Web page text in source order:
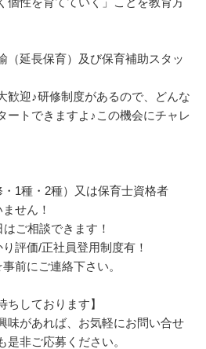
（延長保育）及び保育補助スタッ
歓迎♪研修制度があるので、どんな
ートできますよ♪この機会にチャレ
1種・2種）又は保育士資格者
せん！
ご相談できます！
評価/正社員登用制度有！
前にご連絡下さい。
ちしております】
味があれば、お気軽にお問い合せ
是非ご応募ください。